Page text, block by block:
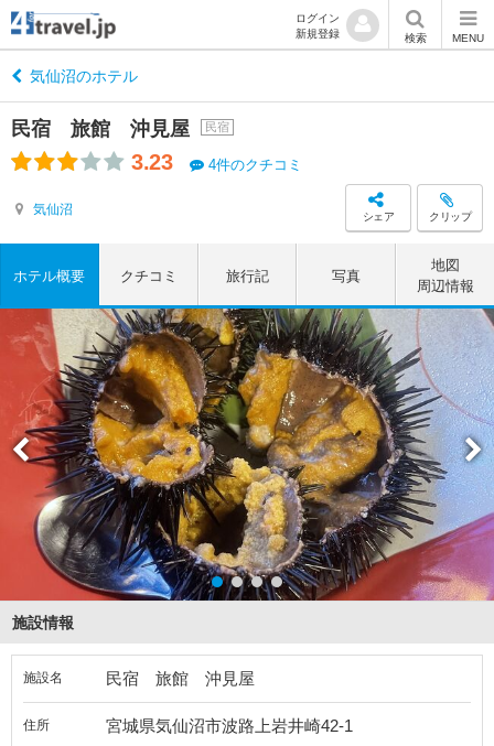
ログイン
新規登録
検索 MENU
気仙沼のホテル
民宿 旅館 沖見屋 民宿
3.23 4件のクチコミ
気仙沼 シェア クリップ
ホテル概要 クチコミ 旅行記 写真
地図
周辺情報
施設情報
施設名 民宿 旅館 沖見屋
住所 宮城県気仙沼市波路上岩井崎42-1